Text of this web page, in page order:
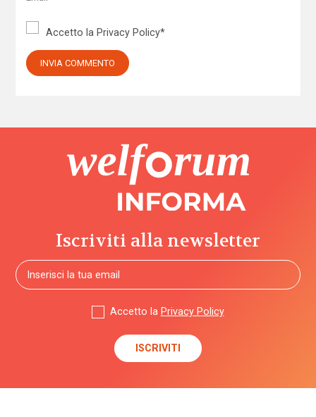
Accetto la Privacy Policy*
Iscriviti alla newsletter
Accetto la Privacy Policy